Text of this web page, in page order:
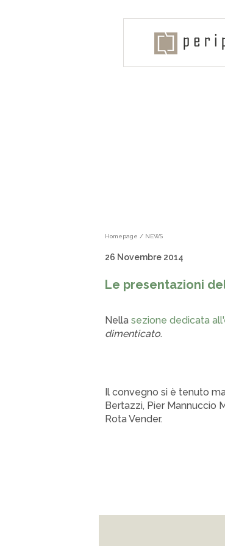
Homepage / NEWS
26 Novembre 2014
Le presentazioni
Nella sezione dedicata
dimenticato.
Il convegno si è tenuto m
Bertazzi, Pier Mannuccio
Rota Vender.